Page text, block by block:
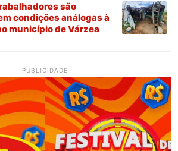
são
condições análogas à
município de Várzea
PUBLICIDADE